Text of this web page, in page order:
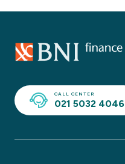
CALL CENTER
021 5032 4046